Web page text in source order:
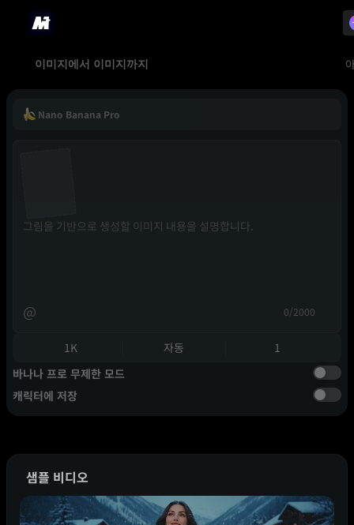
이미지에서 이미지까지
Nano Banana Pro
@ 0/2000
1K 자동
1
바나나 프로 무제한 모드
캐릭터에 저장
샘플 비디오